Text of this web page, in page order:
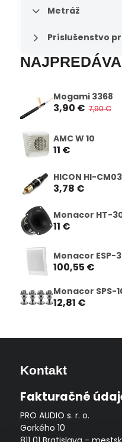
Metráž
Príslušenstvo
Mogami 3368
3,90 € 7,90 €
AMC W 10
11 €
HICON HI-
3,78 €
Monacor HT-
11 €
Monacor ESP-
100,55 €
Monacor SPS-
12,81 €
Kontakt
Fakturačné
PRO AUDIO s. r. o.
Gorkého 10